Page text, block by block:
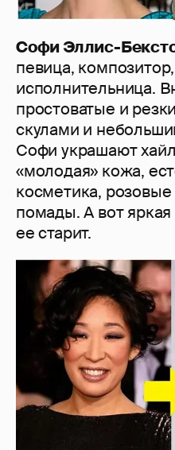
Софи Эллис-
певица,
исполнительница.
простоватые и
скулами и
Софи украшают
«молодая» кожа,
косметика,
помады. А вот
ее старит.